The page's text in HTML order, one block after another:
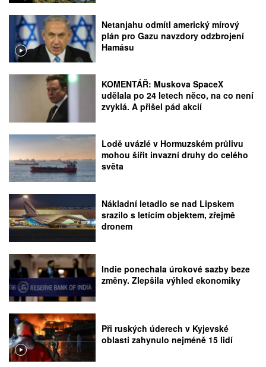
Netanjahu odmítl americký mírový
plán pro Gazu navzdory odzbrojení
Hamásu
KOMENTÁŘ: Muskova SpaceX
udělala po 24 letech něco, na co není
zvyklá. A přišel pád akcií
Lodě uvázlé v Hormuzském průlivu
mohou šířit invazní druhy do celého
světa
Nákladní letadlo se nad Lipskem
srazilo s letícím objektem, zřejmě
dronem
Indie ponechala úrokové sazby beze
změny. Zlepšila výhled ekonomiky
Při ruských úderech v Kyjevské
oblasti zahynulo nejméně 15 lidí